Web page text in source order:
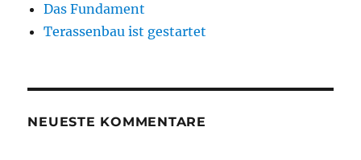
Das Fundament
Terassenbau ist gestartet
NEUESTE KOMMENTARE